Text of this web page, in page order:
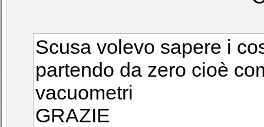
Scusa volevo sapere i
partendo da zero cioè
vacuometri
GRAZIE